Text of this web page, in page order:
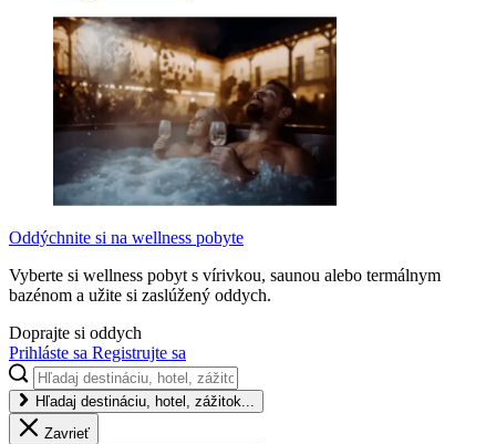
Oddýchnite si na wellness pobyte
Vyberte si wellness pobyt s vírivkou, saunou alebo termálnym
bazénom a užite si zaslúžený oddych.
Doprajte si oddych
Prihláste sa Registrujte sa
Hľadaj destináciu, hotel, zážitok...
Zavrieť